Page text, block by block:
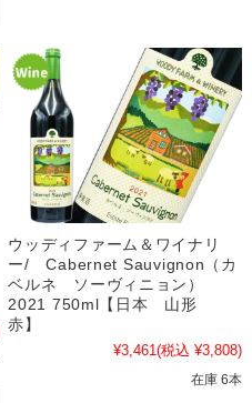
ウッディファーム＆ワイナリ
ー/ Cabernet Sauvignon（カ
ベルネ ソーヴィニョン）
2021 750ml【日本 山形
赤】
¥3,461(税込 ¥3,808)
在庫 6本